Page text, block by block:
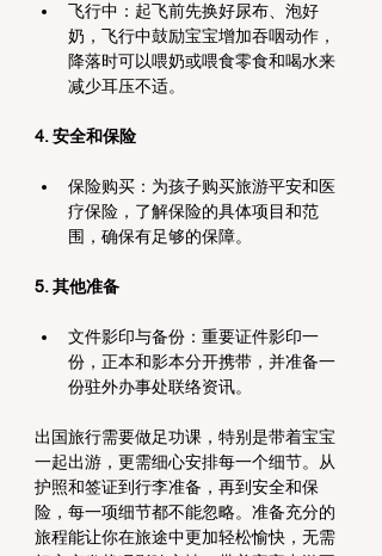
飞行中：起飞前先换好尿布、泡好
奶，飞行中鼓励宝宝增加吞咽动作，
降落时可以喂奶或喂食零食和喝水来
减少耳压不适。
4. 安全和保险
保险购买：为孩子购买旅游平安和医
疗保险，了解保险的具体项目和范
围，确保有足够的保障。
5. 其他准备
文件影印与备份：重要证件影印一
份，正本和影本分开携带，并准备一
份驻外办事处联络资讯。
出国旅行需要做足功课，特别是带着宝宝
一起出游，更需细心安排每一个细节。从
护照和签证到行李准备，再到安全和保
险，每一项细节都不能忽略。准备充分的
旅程能让你在旅途中更加轻松愉快，无需